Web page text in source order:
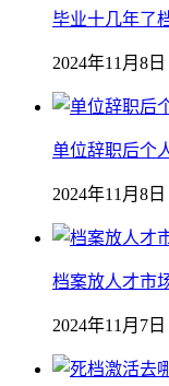
毕业十几年了
2024年11月8日
单位辞职后个
2024年11月8日
档案放人才市
2024年11月7日